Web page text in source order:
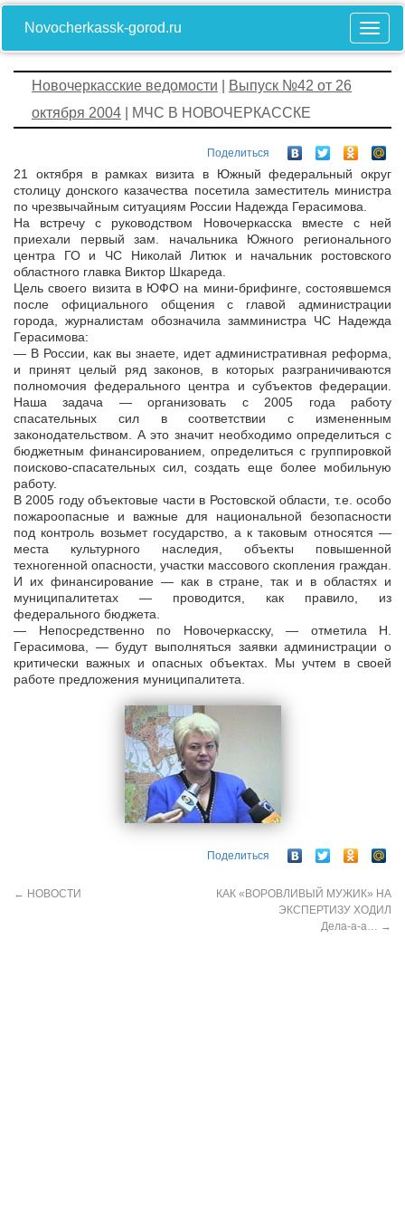
Novocherkassk-gorod.ru
Новочеркасские ведомости
Выпуск №42 от 26
октября 2004 | МЧС В НОВОЧЕРКАССКЕ
Поделиться
21 октября в рамках визита в Южный федеральный округ
столицу донского казачества посетила заместитель министра
по чрезвычайным ситуациям России Надежда Герасимова.
На встречу с руководством Новочеркасска вместе с ней
приехали первый зам. начальника Южного регионального
центра ГО и ЧС Николай Литюк и начальник ростовского
областного главка Виктор Шкареда.
Цель своего визита в ЮФО на мини-брифинге, состоявшемся
после официального общения с главой администрации
города, журналистам обозначила замминистра ЧС Надежда
Герасимова:
— В России, как вы знаете, идет административная реформа,
и принят целый ряд законов, в которых разграничиваются
полномочия федерального центра и субъектов федерации.
Наша задача — организовать с 2005 года работу
спасательных сил в соответствии с измененным
законодательством. А это значит необходимо определиться с
бюджетным финансированием, определиться с группировкой
поисково-спасательных сил, создать еще более мобильную
работу.
В 2005 году объектовые части в Ростовской области, т.е. особо
пожароопасные и важные для национальной безопасности
под контроль возьмет государство, а к таковым относятся —
места культурного наследия, объекты повышенной
техногенной опасности, участки массового скопления граждан.
И их финансирование — как в стране, так и в областях и
муниципалитетах — проводится, как правило, из
федерального бюджета.
— Непосредственно по Новочеркасску, — отметила Н.
Герасимова, — будут выполняться заявки администрации о
критически важных и опасных объектах. Мы учтем в своей
работе предложения муниципалитета.
Поделиться
← НОВОСТИ
КАК «ВОРОВЛИВЫЙ МУЖИК» НА
ЭКСПЕРТИЗУ ХОДИЛ
Дела-а-а…
→